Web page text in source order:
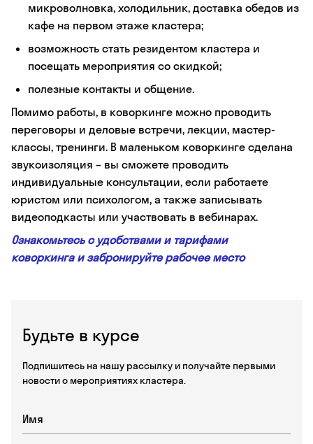
Будьте в курсе
Подпишитесь на нашу рассылку и получайте первыми
новости о мероприятиях кластера.
микроволновка, холодильник, доставка обедов из
кафе на первом этаже кластера;
возможность стать резидентом кластера и
посещать мероприятия со скидкой;
полезные контакты и общение.
Помимо работы, в коворкинге можно проводить
переговоры и деловые встречи, лекции, мастер-
классы, тренинги. В маленьком коворкинге сделана
звукоизоляция – вы сможете проводить
индивидуальные консультации, если работаете
юристом или психологом, а также записывать
видеоподкасты или участвовать в вебинарах.
Ознакомьтесь с удобствами и тарифами
коворкинга и забронируйте рабочее место